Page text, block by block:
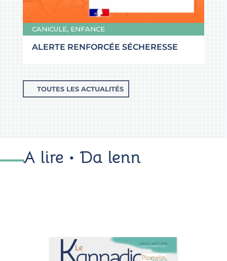
CANICULE, ENFANCE
ALERTE RENFORCÉE SÉCHERESSE
TOUTES LES ACTUALITÉS
A lire • Da lenn